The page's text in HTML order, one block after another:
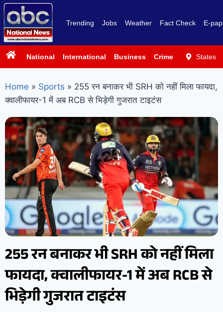
Trending Jobs Weather Fact Check E-
National International Business Crime PoliticsStates
Home » Sports » 255 रन बनाकर भी SRH को नहीं मिला फायदा,
क्वालीफायर-1 में अब RCB से भिड़ेगी गुजरात टाइटंस
255 रन बनाकर भी SRH को नहीं मिला
फायदा, क्वालीफायर-1 में अब RCB से
भिड़ेगी गुजरात टाइटंस